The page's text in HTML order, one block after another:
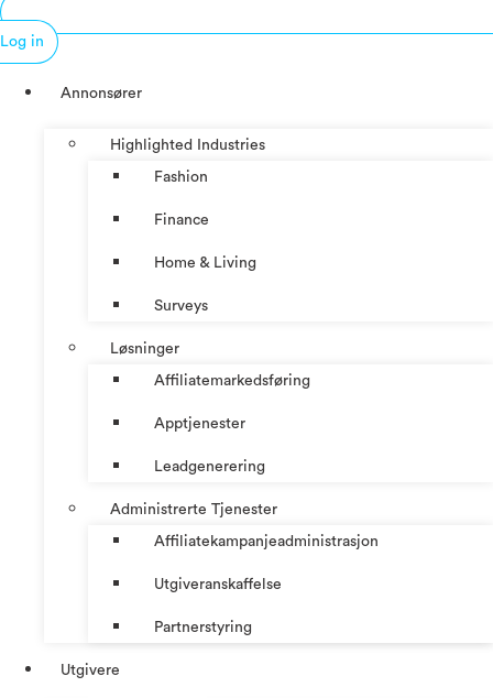
Log in
Annonsører
Highlighted Industries
Fashion
Finance
Home & Living
Surveys
Løsninger
Affiliatemarkedsføring
Apptjenester
Leadgenerering
Administrerte Tjenester
Affiliatekampanjeadministrasjon
Utgiveranskaffelse
Partnerstyring
Utgivere